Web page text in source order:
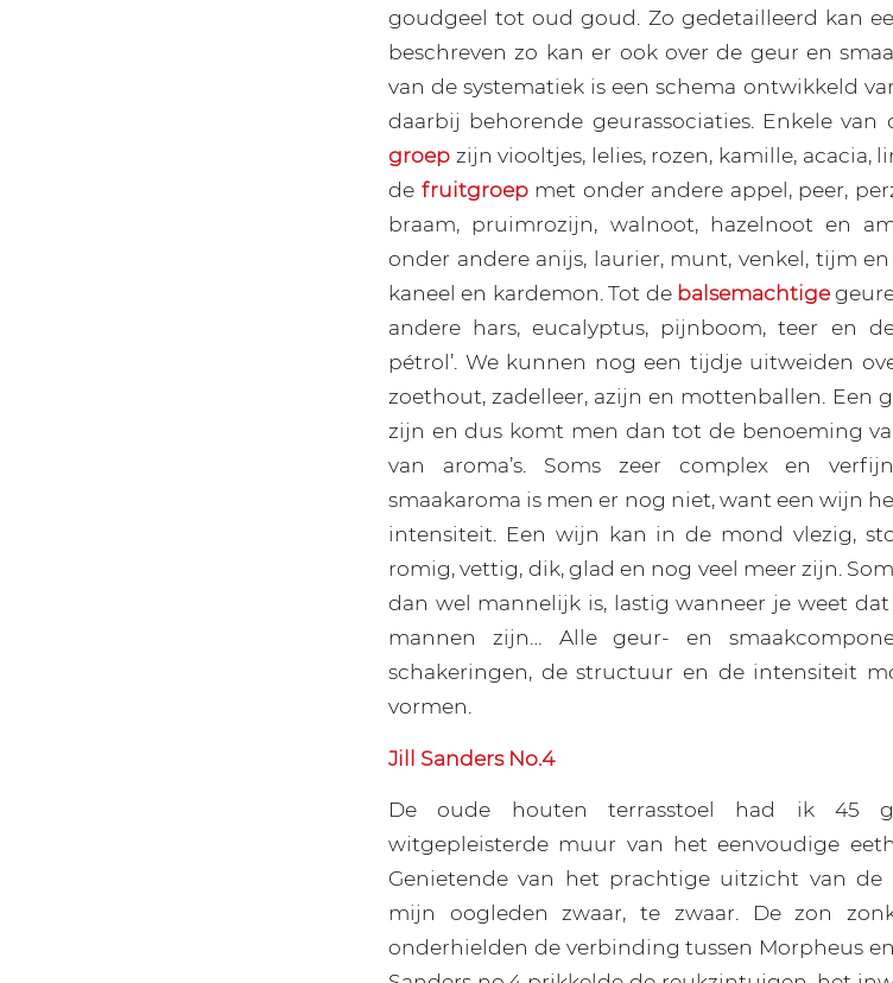
goudgeel tot oud goud. Zo gedetailleerd kan
beschreven zo kan er ook over de geur en
van de systematiek is een schema ontwikkeld
daarbij behorende geurassociaties. Enkele
groep zijn viooltjes, lelies, rozen, kamille, acacia,
de fruitgroepmet onder andere appel, peer,
braam, pruimrozijn, walnoot, hazelnoot en
onder andere anijs, laurier, munt, venkel, tijm
kaneel en kardemon. Tot de balsemachtige
andere hars, eucalyptus, pijnboom, teer en
pétrol’. We kunnen nog een tijdje uitweiden
zoethout, zadelleer, azijn en mottenballen. Een
zijn en dus komt men dan tot de benoeming
van aroma’s. Soms zeer complex en
smaakaroma is men er nog niet, want een wijn
intensiteit. Een wijn kan in de mond vlezig,
romig, vettig, dik, glad en nog veel meer zijn.
dan wel mannelijk is, lastig wanneer je weet
mannen zijn… Alle geur- en
schakeringen, de structuur en de intensiteit
vormen.
Jill Sanders No.4
De oude houten terrasstoel had ik 45
witgepleisterde muur van het eenvoudige
Genietende van het prachtige uitzicht van de
mijn oogleden zwaar, te zwaar. De zon
onderhielden de verbinding tussen Morpheus